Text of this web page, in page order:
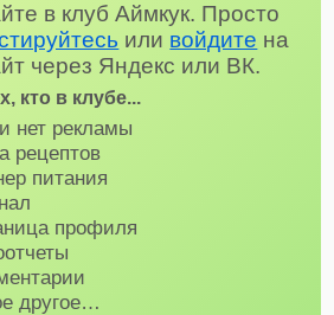
в клуб Аймкук. Просто
или войдите на
через Яндекс или ВК.
кто в клубе...
нет рекламы
рецептов
питания
профиля
другое…